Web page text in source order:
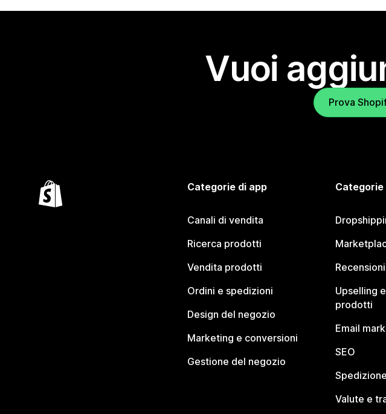
Vuoi
Prova
Categorie di app
Canali di vendita
Ricerca prodotti
Vendita prodotti
Ordini e spedizioni
Design del negozio
Marketing e conversioni
Gestione del negozio
Upselling
prodotti
Email
SEO
Spedizione
Valute e